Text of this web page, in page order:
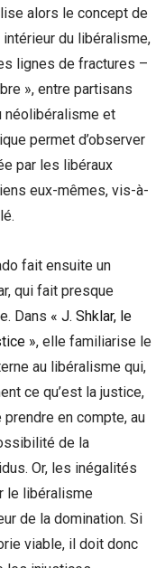
alors le concept de
intérieur du libéralisme,
lignes de fractures –
», entre partisans
néolibéralisme et
permet d’observer
par les libéraux
eux-mêmes, vis-à-
fait ensuite un
qui fait presque
Dans « J. Shklar, le
», elle familiarise le
au libéralisme qui,
ce qu’est la justice,
en compte, au
de la
Or, les inégalités
le libéralisme
de la domination. Si
viable, il doit donc